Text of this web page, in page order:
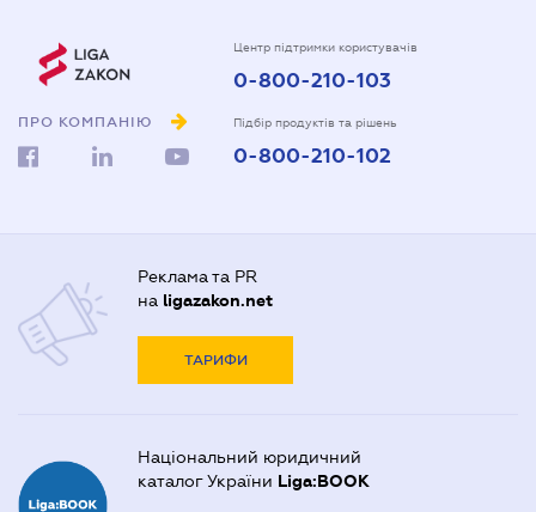
ПРО КОМПАНІЮ
Центр підтримки користувачів
0-800-210-103
Підбір продуктів та рішень
0-800-210-102
Реклама та PR
на ligazakon.net
ТАРИФИ
Національний юридичний
каталог України Liga:BOOK